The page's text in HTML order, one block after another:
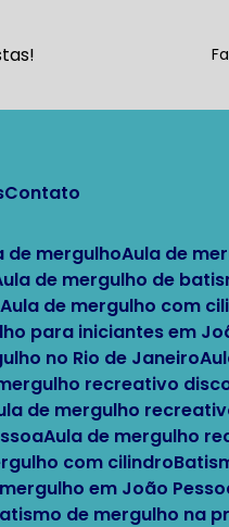
Contato
de mergulho Aula de
Aula de mergulho de
Aula de mergulho com
para iniciantes em
no Rio de Janeiro
mergulho recreativo
de mergulho
Aula de mergulho
com cilindro
mergulho em João
Batismo de mergulho na